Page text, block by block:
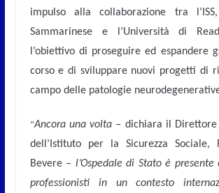
impulso alla collaborazione tra l’ISS,
Sammarinese e l’Università di
l’obiettivo di proseguire ed espandere
corso e di sviluppare nuovi progetti di
campo delle patologie
“Ancora una volta – dichiara il Direttore
dell’Istituto per la Sicurezza Sociale,
Bevere – l’Ospedale di Stato è presente
professionisti in un contesto